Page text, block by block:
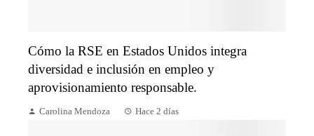
Cómo la RSE en Estados Unidos integra
diversidad e inclusión en empleo y
aprovisionamiento responsable.
Carolina Mendoza Hace 2 días